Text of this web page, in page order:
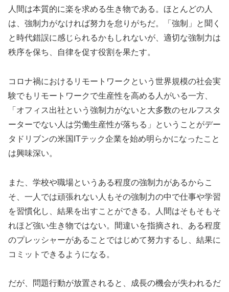
人間は本質的に楽を求める生き物である。ほとんどの人
は、強制力がなければ努力を怠りがちだ。「強制」と聞く
と時代錯誤に感じられるかもしれないが、適切な強制力は
秩序を保ち、自律を促す役割を果たす。
コロナ禍におけるリモートワークという世界規模の社会実
験でもリモートワークで生産性を高める人がいる一方、
「オフィス出社という強制力がないと大多数のセルフスタ
ーターでない人は労働生産性が落ちる」ということがデー
タドリブンの米国ITテック企業を始め明らかになったこと
は興味深い。
また、学校や職場というある程度の強制力があるからこ
そ、一人では頑張れない人もその強制力の中で仕事や学習
を習慣化し、結果を出すことができる。人間はそもそもそ
れほど強い生き物ではない。間違いを指摘され、ある程度
のプレッシャーがあることではじめて努力するし、結果に
コミットできるようになる。
だが、問題行動が放置されると、成長の機会が失われるだ